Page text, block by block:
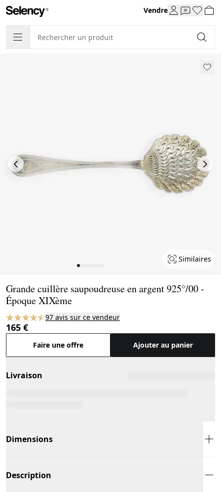
Vendre
Similaires
Grande cuillère saupoudreuse en argent 925°/00 -
Époque XIXème
97 avis sur ce vendeur
165 €
Faire une offre Ajouter au panier
Livraison
Dimensions
Description